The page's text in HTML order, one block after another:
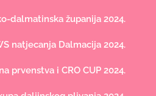
dalmatinska županija 2024.
natjecanja Dalmacija 2024.
prvenstva i CRO CUP 2024.